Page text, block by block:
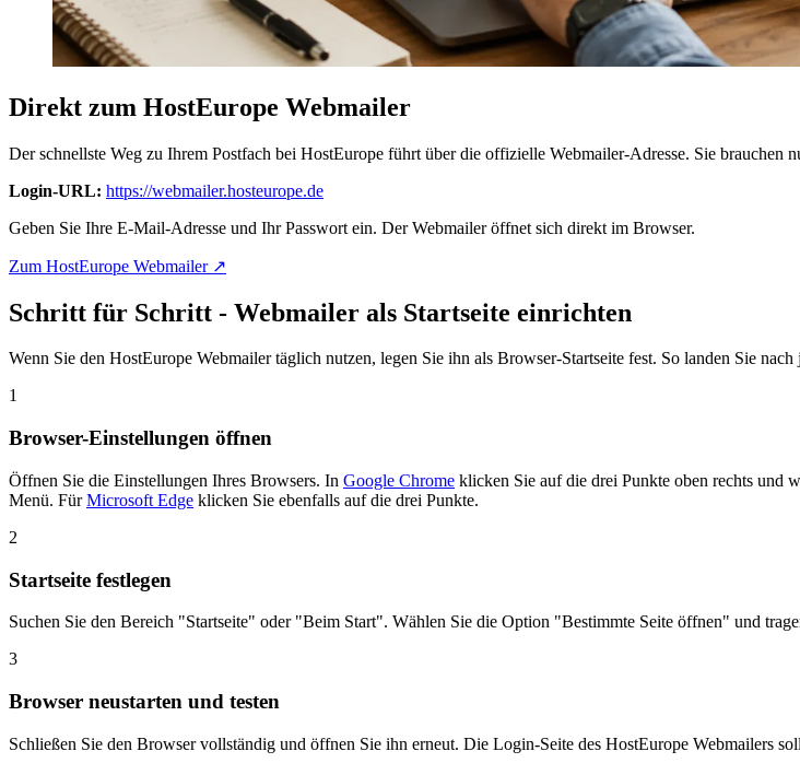
Direkt zum HostEurope Webmailer
Der schnellste Weg zu Ihrem Postfach bei HostEurope führt über die offizielle Webmailer-Adresse. Sie brauchen
Login-URL: https://webmailer.hosteurope.de
Geben Sie Ihre E-Mail-Adresse und Ihr Passwort ein. Der Webmailer öffnet sich direkt im Browser.
Zum HostEurope Webmailer ↗
Schritt für Schritt - Webmailer als Startseite einrichten
Wenn Sie den HostEurope Webmailer täglich nutzen, legen Sie ihn als Browser-Startseite fest. So landen Sie
1
Browser-Einstellungen öffnen
Öffnen Sie die Einstellungen Ihres Browsers. In Google Chrome klicken Sie auf die drei Punkte oben rechts und
Menü. FürMicrosoft Edge klicken Sie ebenfalls auf die drei Punkte.
2
Startseite festlegen
Suchen Sie den Bereich "Startseite" oder "Beim Start". Wählen Sie die Option "Bestimmte Seite öffnen" und
3
Browser neustarten und testen
Schließen Sie den Browser vollständig und öffnen Sie ihn erneut. Die Login-Seite des HostEurope Webmailers